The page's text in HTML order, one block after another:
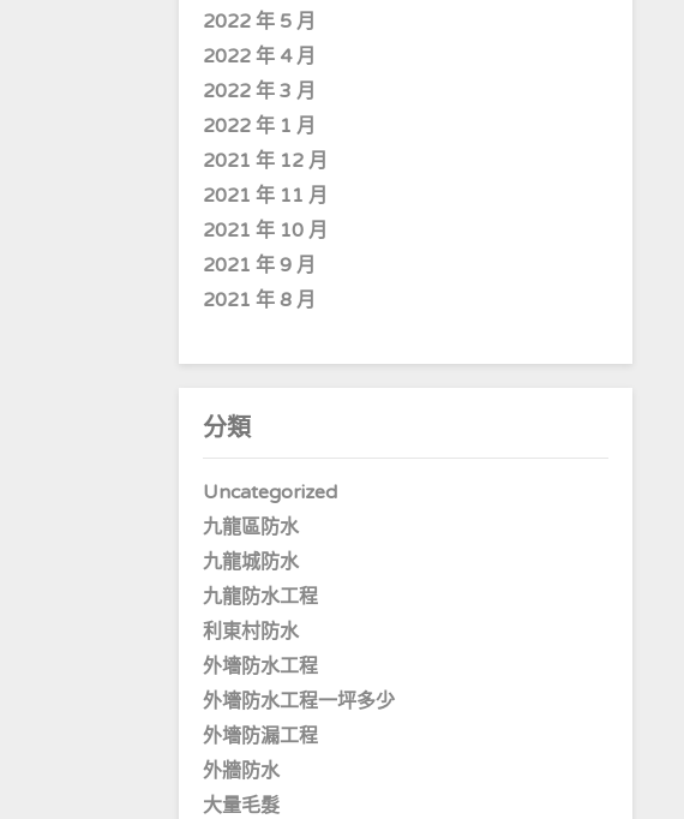
2022 年 5 月
2022 年 4 月
2022 年 3 月
2022 年 1 月
2021 年 12 月
2021 年 11 月
2021 年 10 月
2021 年 9 月
2021 年 8 月
分類
Uncategorized
九龍區防水
九龍城防水
九龍防水工程
利東村防水
外墻防水工程
外墻防水工程一坪多少
外墻防漏工程
外牆防水
大量毛髮